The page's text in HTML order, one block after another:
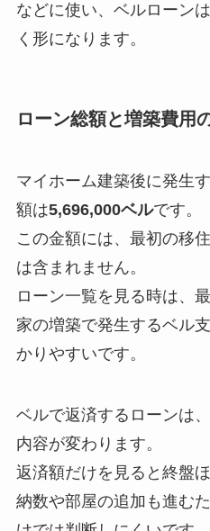
などに使い、ベルローン
く形になります。
ローン総額と増築費用
マイホーム建築後に発生
額は5,696,000ベルです。
この金額には、最初の移
は含まれません。
ローン一覧を見る時は、
家の増築で発生するベル
かりやすいです。
ベルで返済するローンは
内容が変わります。
返済額だけを見ると終盤
納数や部屋の追加も進む